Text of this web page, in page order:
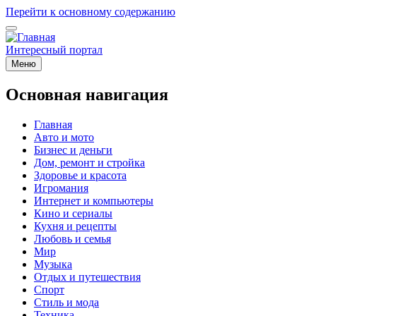
Перейти к основному содержанию
Интересный портал
Меню
Основная навигация
Главная
Авто и мото
Бизнес и деньги
Дом, ремонт и стройка
Здоровье и красота
Игромания
Интернет и компьютеры
Кино и сериалы
Кухня и рецепты
Любовь и семья
Мир
Музыка
Отдых и путешествия
Спорт
Стиль и мода